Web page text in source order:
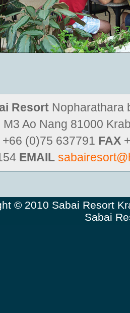
Resort Nopharathara
M3 Ao Nang 81000
+66 (0)75 637791 FAX
EMAIL
© 2010 Sabai Resort
Sabai